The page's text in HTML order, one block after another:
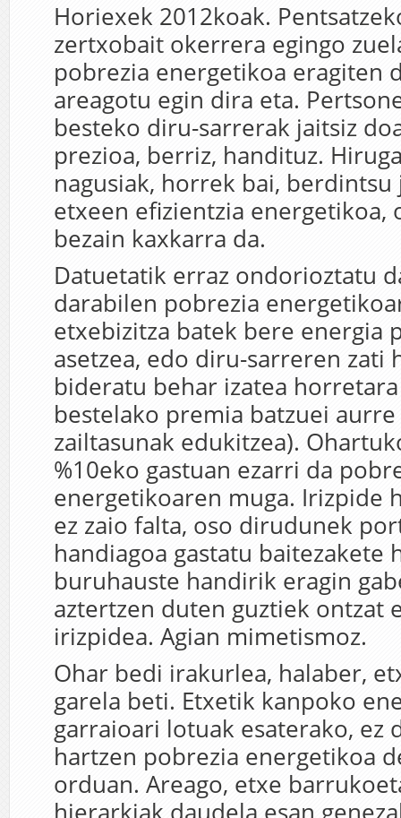
Horiexek 2012koak.
zertxobait okerrera egingo
pobrezia energetikoa eragiten
areagotu egin dira eta.
besteko diru-sarrerak jaitsiz
prezioa, berriz, handituz.
nagusiak, horrek bai,
etxeen efizientzia energetikoa,
bezain kaxkarra da.
Datuetatik erraz ondorioztatu
darabilen pobrezia
etxebizitza batek bere energia
asetzea, edo diru-sarreren zati
bideratu behar izatea
bestelako premia batzuei
zailtasunak edukitzea).
%10eko gastuan ezarri da
energetikoaren muga. Irizpide
ez zaio falta, oso dirudunek
handiagoa gastatu baitezakete
buruhauste handirik eragin
aztertzen duten guztiek ontzat
irizpidea. Agian mimetismoz.
Ohar bedi irakurlea, halaber,
garela beti. Etxetik kanpoko
garraioari lotuak esaterako, ez
hartzen pobrezia energetikoa
orduan. Areago, etxe